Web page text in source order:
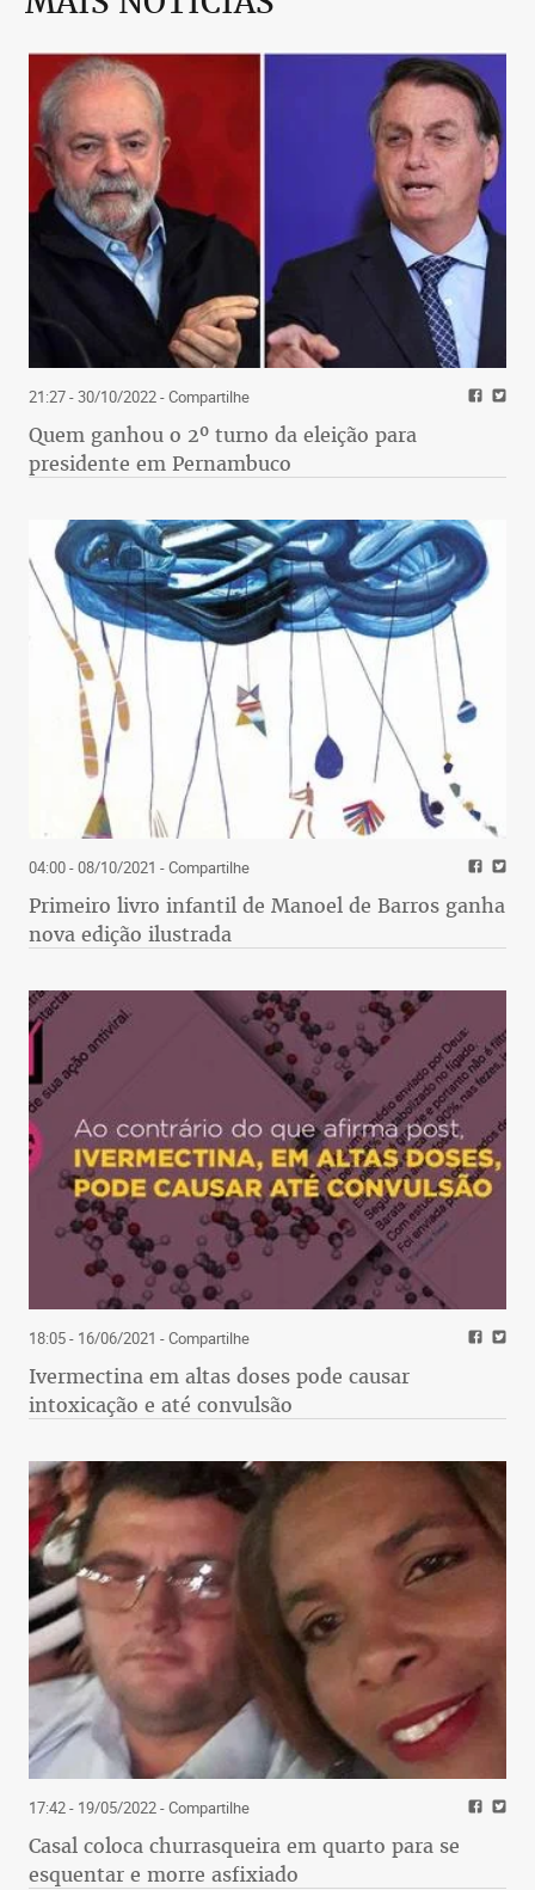
21:27 - 30/10/2022- Compartilhe
Quem ganhou o 2º turno da eleição para
presidente em Pernambuco
04:00 - 08/10/2021 - Compartilhe
Primeiro livro infantil de Manoel de Barros ganha
nova edição ilustrada
18:05 - 16/06/2021 - Compartilhe
Ivermectina em altas doses pode causar
intoxicação e até convulsão
17:42 - 19/05/2022- Compartilhe
Casal coloca churrasqueira em quarto para se
esquentar e morre asfixiado